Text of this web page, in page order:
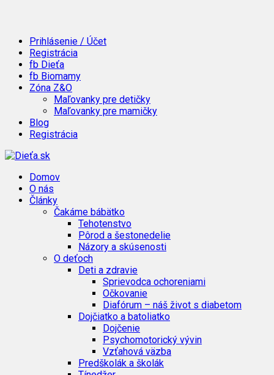
Prihlásenie / Účet
Registrácia
fb Dieťa
fb Biomamy
Zóna Z&O
Maľovanky pre detičky
Maľovanky pre mamičky
Blog
Registrácia
Domov
O nás
Články
Čakáme bábätko
Tehotenstvo
Pôrod a šestonedelie
Názory a skúsenosti
O deťoch
Deti a zdravie
Sprievodca ochoreniami
Očkovanie
Diafórum – náš život s diabetom
Dojčiatko a batoliatko
Dojčenie
Psychomotorický vývin
Vzťahová väzba
Predškolák a školák